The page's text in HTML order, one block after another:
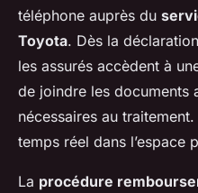
téléphone auprès du
Toyota. Dès la
les assurés accèdent à
de joindre les documents
nécessaires au
temps réel dans l’espace
La procédure